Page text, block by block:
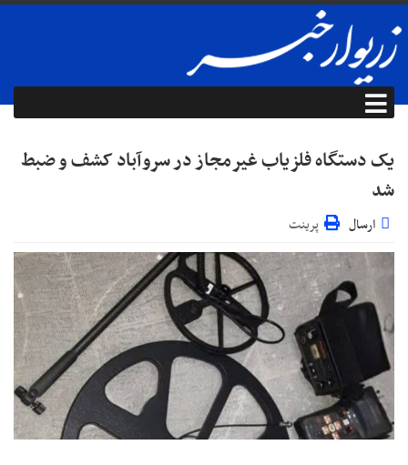
یک دستگاه فلزیاب غیرمجاز در سروآباد کشف و ضبط
شد
ارسال پرینت